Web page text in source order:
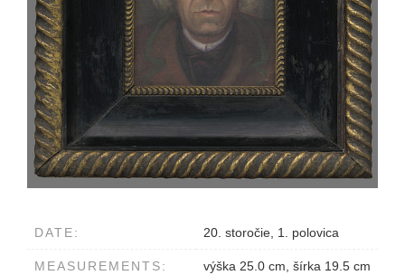
DATE: 20. storočie, 1. polovica
MEASUREMENTS: výška 25.0 cm, šírka 19.5 cm